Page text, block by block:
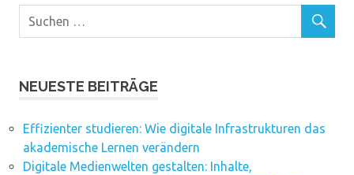
NEUESTE BEITRÄGE
Effizienter studieren: Wie digitale Infrastrukturen das
akademische Lernen verändern
Digitale Medienwelten gestalten: Inhalte,